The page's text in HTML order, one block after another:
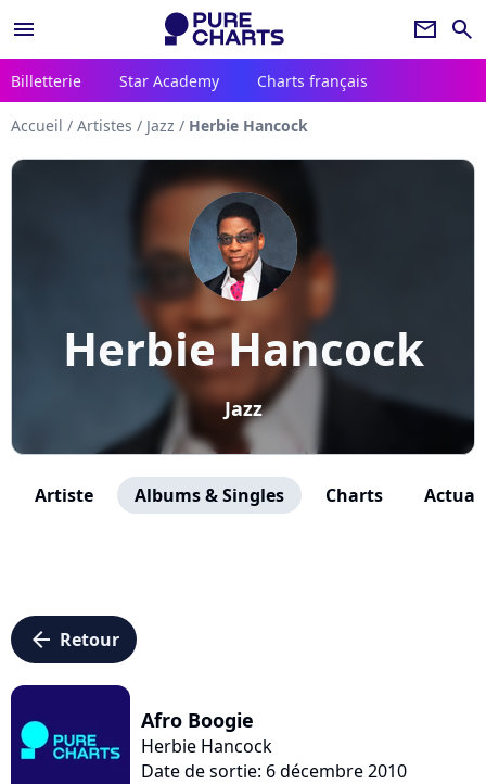
menu newsletter search
Billetterie Star Academy Charts français
Accueil / Artistes / Jazz / Herbie Hancock
Herbie Hancock
Jazz
Artiste Albums & Singles Charts
arrow_left Retour
Afro Boogie
Herbie Hancock
Date de sortie: 6 décembre 2010